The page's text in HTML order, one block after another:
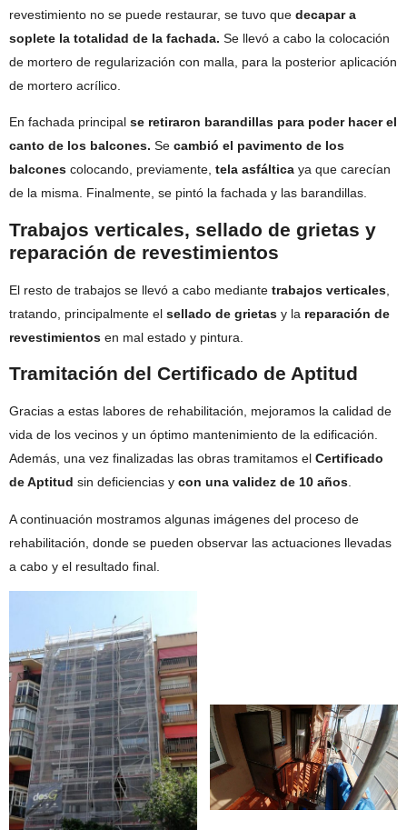
revestimiento no se puede restaurar, se tuvo que decapar a
soplete la totalidad de la fachada. Se llevó a cabo la colocación
de mortero de regularización con malla, para la posterior aplicación
de mortero acrílico.
En fachada principal se retiraron barandillas para poder hacer el
canto de los balcones. Se cambió el pavimento de los
balcones colocando, previamente, tela asfáltica ya que carecían
de la misma. Finalmente, se pintó la fachada y las barandillas.
Trabajos verticales, sellado de grietas y
reparación de revestimientos
El resto de trabajos se llevó a cabo mediante trabajos verticales
tratando, principalmente el sellado de grietas y la reparación de
revestimientos en mal estado y pintura.
Tramitación del Certificado de Aptitud
Gracias a estas labores de rehabilitación, mejoramos la calidad de
vida de los vecinos y un óptimo mantenimiento de la edificación.
Además, una vez finalizadas las obras tramitamos el Certificado
de Aptitud sin deficiencias y con una validez de 10 años.
A continuación mostramos algunas imágenes del proceso de
rehabilitación, donde se pueden observar las actuaciones llevadas
a cabo y el resultado final.